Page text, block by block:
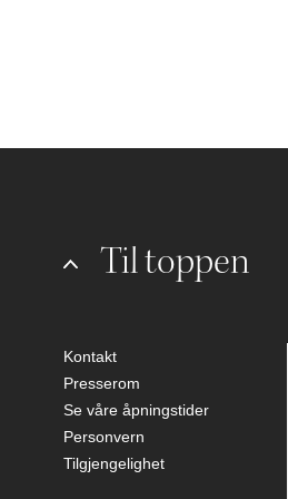
Til toppen
Kontakt
Presserom
Se våre åpningstider
Personvern
Tilgjengelighet